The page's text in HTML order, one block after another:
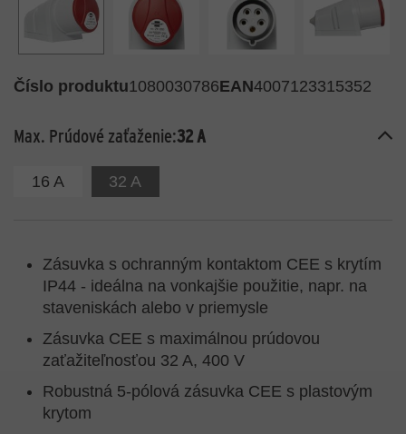
Číslo produktu1080030786EAN4007123315352
Max. Prúdové zaťaženie:32 A
16 A 32 A
Zásuvka s ochranným kontaktom CEE s krytím
IP44 - ideálna na vonkajšie použitie, napr. na
staveniskách alebo v priemysle
Zásuvka CEE s maximálnou prúdovou
zaťažiteľnosťou 32 A, 400 V
Robustná 5-pólová zásuvka CEE s plastovým
krytom